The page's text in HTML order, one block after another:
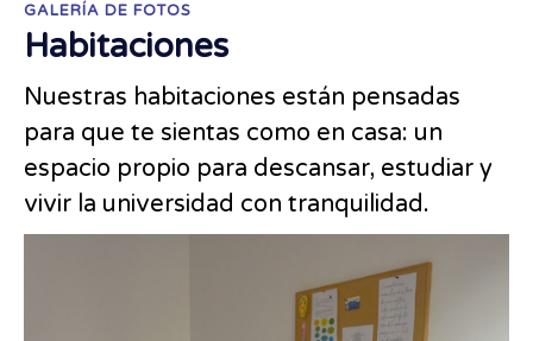
GALERÍA DE FOTOS
Habitaciones
Nuestras habitaciones están pensadas
para que te sientas como en casa: un
espacio propio para descansar, estudiar y
vivir la universidad con tranquilidad.